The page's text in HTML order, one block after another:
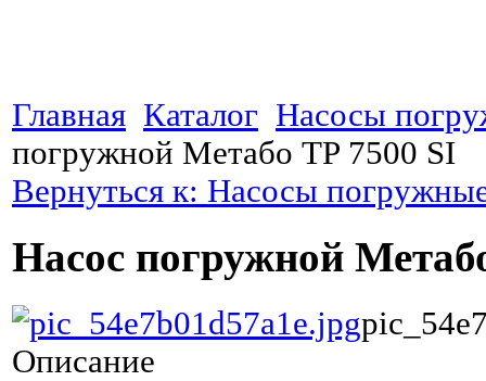
Главная Каталог Насосы
погружной Метабо TP 7500 SI
Вернуться к: Насосы
Насос погружной
Описание